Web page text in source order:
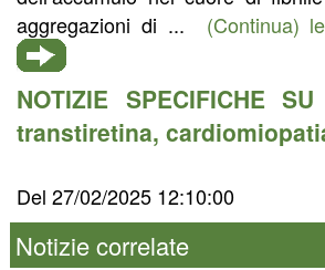
aggregazioni di ... (Continua)
NOTIZIE SPECIFICHE
transtiretina,
Del 27/02/2025 12:10:00
Notizie correlate